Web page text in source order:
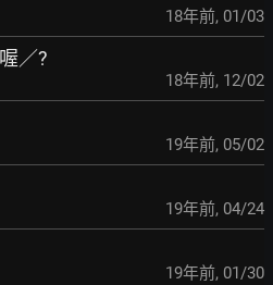
18年前, 01/03
／?
18年前, 12/02
19年前, 05/02
19年前, 04/24
19年前, 01/30